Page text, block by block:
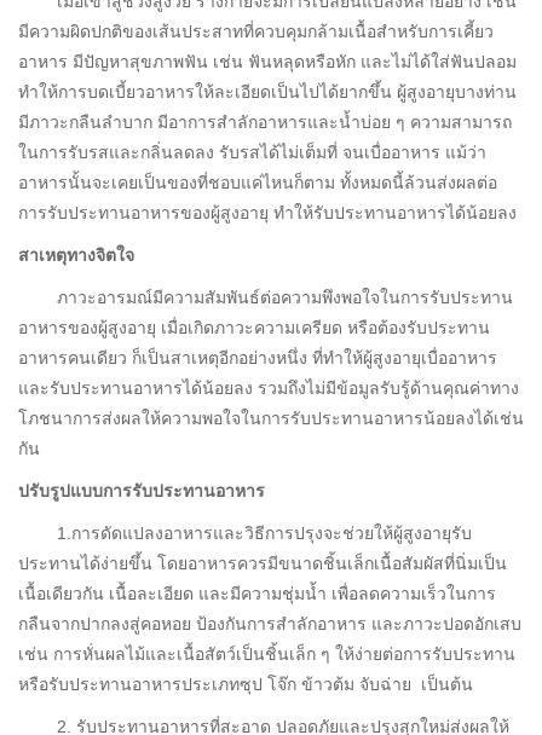
มีความผิดปกติของเส้นประสาทที่ควบคุมกล้ามเนื้อสำหรับการเคี้ยว
อาหาร มีปัญหาสุขภาพฟัน เช่น ฟันหลุดหรือหัก และไม่ได้ใส่ฟันปลอม
ทำให้การบดเบี้ยวอาหารให้ละเอียดเป็นไปได้ยากขึ้น ผู้สูงอายุบางท่าน
มีภาวะกลืนลำบาก มีอาการสำลักอาหารและน้ำบ่อย ๆ ความสามารถ
ในการรับรสและกลิ่นลดลง รับรสได้ไม่เต็มที่ จนเบื่ออาหาร แม้ว่า
อาหารนั้นจะเคยเป็นของที่ชอบแค่ไหนก็ตาม ทั้งหมดนี้ล้วนส่งผลต่อ
การรับประทานอาหารของผู้สูงอายุ ทำให้รับประทานอาหารได้น้อยลง
สาเหตุทางจิตใจ
ภาวะอารมณ์มีความสัมพันธ์ต่อความพึงพอใจในการรับประทาน
อาหารของผู้สูงอายุ เมื่อเกิดภาวะความเครียด หรือต้องรับประทาน
อาหารคนเดียว ก็เป็นสาเหตุอีกอย่างหนึ่ง ที่ทำให้ผู้สูงอายุเบื่ออาหาร
และรับประทานอาหารได้น้อยลง รวมถึงไม่มีข้อมูลรับรู้ด้านคุณค่าทาง
โภชนาการส่งผลให้ความพอใจในการรับประทานอาหารน้อยลงได้เช่น
กัน
ปรับรูปแบบการรับประทานอาหาร
1.การดัดแปลงอาหารและวิธีการปรุงจะช่วยให้ผู้สูงอายุรับ
ประทานได้ง่ายขึ้น โดยอาหารควรมีขนาดชิ้นเล็กเนื้อสัมผัสที่นิ่มเป็น
เนื้อเดียวกัน เนื้อละเอียด และมีความชุ่มน้ำ เพื่อลดความเร็วในการ
กลืนจากปากลงสู่คอหอย ป้องกันการสำลักอาหาร และภาวะปอดอักเสบ
เช่น การหั่นผลไม้และเนื้อสัตว์เป็นชิ้นเล็ก ๆ ให้ง่ายต่อการรับประทาน
หรือรับประทานอาหารประเภทซุป โจ๊ก ข้าวต้ม จับฉ่าย เป็นต้น
2. รับประทานอาหารที่สะอาด ปลอดภัยและปรุงสุกใหม่ส่งผลให้